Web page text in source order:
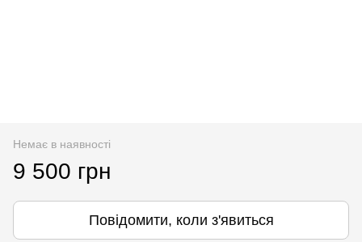
Немає в наявності
9 500 грн
Повідомити, коли з'явиться